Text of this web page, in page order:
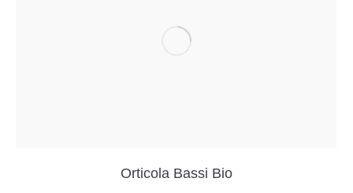
Orticola Bassi Bio